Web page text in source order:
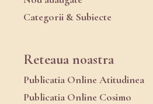
Categorii & Subiecte
Reteaua noastra
Publicatia Online Atitudinea
Publicatia Online Cosimo